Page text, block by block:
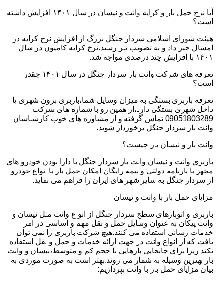
آیا نرخ حمل بار و کرایه وانت و نیسان در سال ۱۴۰۱ افزایش داشته
است؟
هیئت شورای اسلامی سردار جنگل بزرگ از افزایش نرخ کرایه در
امسال خبر داد و به تصویب نیز رسید.نرخ کرایه کامیون در سال
۱۴۰۱ با افزایش چند درصدی مواجه شد.
تعرفه های شرکت وانت بار سردار جنگل در سال ۱۴۰۱ چقدر
است؟
تعرفه باربری بستگی به میزان وسایل شما،باربری برون شهری یا
داخل شهری بستگی دارد،از همین رو با شماره های شرکت
09051803289 تماس گرفته و از مشاوره های خوب کارشناسان
وانت بار سردار جنگل برخوردار شوید.
وانت بار و نیسان بار چیست؟
باربری وانت و نیسان وانت بار سردار جنگل با دارا بودن خودرو های
مجهز با بارنامه دولتی و بیمه رایگان امکان حمل بار با انواع خودرو
از سردار جنگل به سایر شهر های ایران را فراهم می نماید.
مزایای حمل بار با وانت و نیسان
باربری و اتوبارهای سطح سردار جنگل از انواع وانت مثل نیسان و
وانت پیکان به عنوان وسایل حمل و نقل مهم و اساسی در امر
خدمات رسانی استفاده می کنند.هیچ شرکت باربری را نمی توان
یافت که از انواع وانت در جهت ارائه خدمات و حمل و نقل استفاده
نکند زیرا برای جابجایی بارهایی با حجم کم و متوسط،نیسان و وانت
بار بهترین وسیله به شمار می روند.بهتر است به صورت موردی به
بیان مزایای حمل بار با وانت بپردازیم: